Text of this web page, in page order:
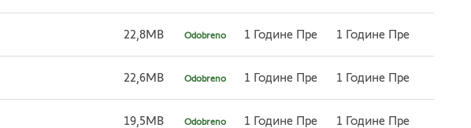
22,8MB Odobreno 1 Године Пре 1 Године Пре
22,6MB Odobreno 1 Године Пре 1 Године Пре
19,5MB Odobreno 1 Године Пре 1 Године Пре